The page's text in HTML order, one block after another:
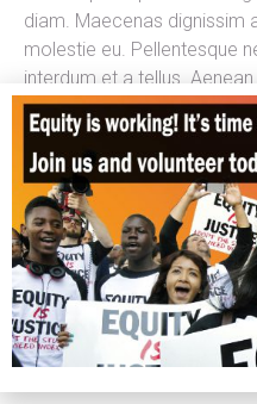
diam. Maecenas dignissim
molestie eu. Pellentesque
interdum et a tellus.
commodo porttitor sapien.
consectetur adipiscing elit.
et efficitur diam vehicula in.
imperdiet cursus, mi ligula
turpis urna nec metus.
sodales turpis blandit ut.
Like this profile?
Facebook Google+